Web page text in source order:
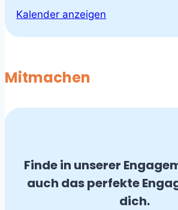
Kalender anzeigen
Mitmachen
Finde in unserer
auch das perfekte
dich.